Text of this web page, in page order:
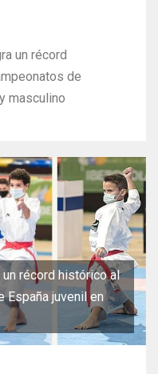
un récord
de
masculino
récord histórico al
España juvenil en